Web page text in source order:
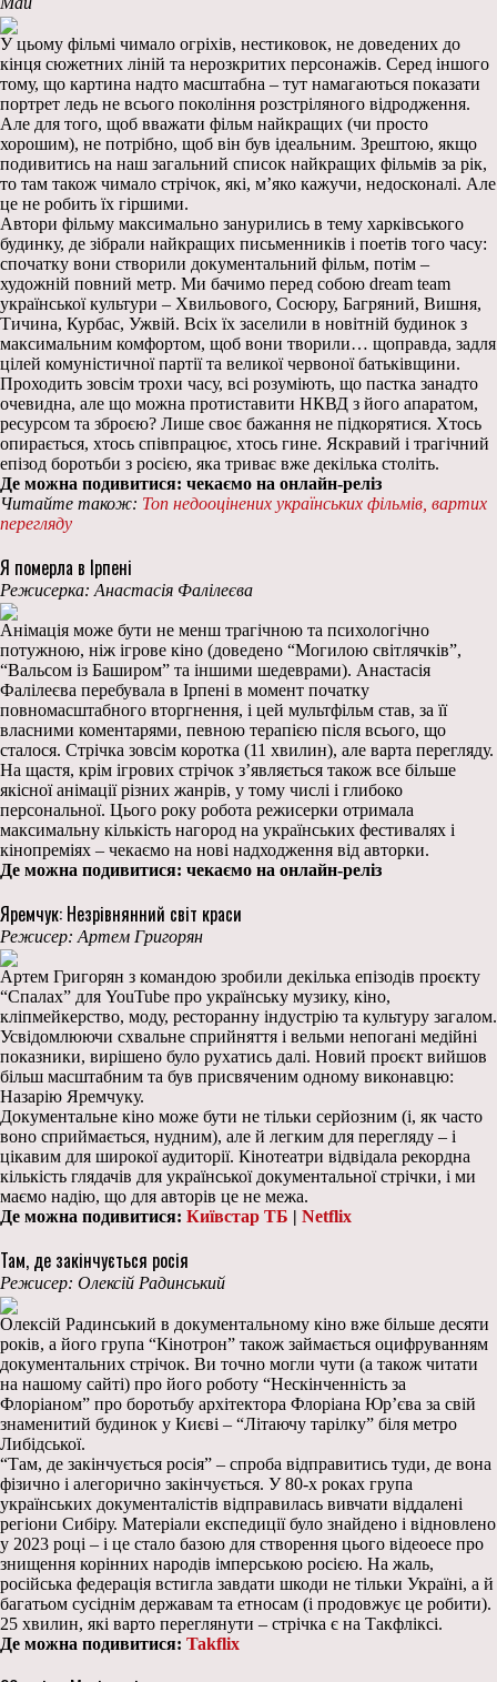
У цьому фільмі чимало огріхів, нестиковок, не доведених до
кінця сюжетних ліній та нерозкритих персонажів. Серед іншого
тому, що картина надто масштабна – тут намагаються показати
портрет ледь не всього покоління розстріляного відродження.
Але для того, щоб вважати фільм найкращих (чи просто
хорошим), не потрібно, щоб він був ідеальним. Зрештою, якщо
подивитись на наш загальний список найкращих фільмів за рік,
то там також чимало стрічок, які, м’яко кажучи, недосконалі. Але
це не робить їх гіршими.
Автори фільму максимально занурились в тему харківського
будинку, де зібрали найкращих письменників і поетів того часу:
спочатку вони створили документальний фільм, потім –
художній повний метр. Ми бачимо перед собою dream team
української культури – Хвильового, Сосюру, Багряний, Вишня,
Тичина, Курбас, Ужвій. Всіх їх заселили в новітній будинок з
максимальним комфортом, щоб вони творили… щоправда, задля
цілей комуністичної партії та великої червоної батьківщини.
Проходить зовсім трохи часу, всі розуміють, що пастка занадто
очевидна, але що можна протиставити НКВД з його апаратом,
ресурсом та зброєю? Лише своє бажання не підкорятися. Хтось
опирається, хтось співпрацює, хтось гине. Яскравий і трагічний
епізод боротьби з росією, яка триває вже декілька століть.
Де можна подивитися: чекаємо на онлайн-реліз
Читайте також: Топ недооцінених українських фільмів, вартих
перегляду
Я померла в Ірпені
Режисерка: Анастасія Фалілеєва
Анімація може бути не менш трагічною та психологічно
потужною, ніж ігрове кіно (доведено “Могилою світлячків”,
“Вальсом із Баширом” та іншими шедеврами). Анастасія
Фалілеєва перебувала в Ірпені в момент початку
повномасштабного вторгнення, і цей мультфільм став, за її
власними коментарями, певною терапією після всього, що
сталося. Стрічка зовсім коротка (11 хвилин), але варта перегляду.
На щастя, крім ігрових стрічок з’являється також все більше
якісної анімації різних жанрів, у тому числі і глибоко
персональної. Цього року робота режисерки отримала
максимальну кількість нагород на українських фестивалях і
кінопреміях – чекаємо на нові надходження від авторки.
Де можна подивитися: чекаємо на онлайн-реліз
Яремчук: Незрівнянний світ краси
Режисер: Артем Григорян
Артем Григорян з командою зробили декілька епізодів проєкту
“Спалах” для YouTube про українську музику, кіно,
кліпмейкерство, моду, ресторанну індустрію та культуру загалом.
Усвідомлюючи схвальне сприйняття і вельми непогані медійні
показники, вирішено було рухатись далі. Новий проєкт вийшов
більш масштабним та був присвяченим одному виконавцю:
Назарію Яремчуку.
Документальне кіно може бути не тільки серйозним (і, як часто
воно сприймається, нудним), але й легким для перегляду – і
цікавим для широкої аудиторії. Кінотеатри відвідала рекордна
кількість глядачів для української документальної стрічки, і ми
маємо надію, що для авторів це не межа.
Де можна подивитися: Київстар ТБ | Netflix
Там, де закінчується росія
Режисер: Олексій Радинський
Олексій Радинський в документальному кіно вже більше десяти
років, а його група “Кінотрон” також займається оцифруванням
документальних стрічок. Ви точно могли чути (а також читати
на нашому сайті) про його роботу “Нескінченність за
Флоріаном” про боротьбу архітектора Флоріана Юр’єва за свій
знаменитий будинок у Києві – “Літаючу тарілку” біля метро
Либідської.
“Там, де закінчується росія” – спроба відправитись туди, де вона
фізично і алегорично закінчується. У 80-х роках група
українських документалістів відправилась вивчати віддалені
регіони Сибіру. Матеріали експедиції було знайдено і відновлено
у 2023 році – і це стало базою для створення цього відеоесе про
знищення корінних народів імперською росією. На жаль,
російська федерація встигла завдати шкоди не тільки Україні, а й
багатьом сусіднім державам та етносам (і продовжує це робити).
25 хвилин, які варто переглянути – стрічка є на Такфліксі.
Де можна подивитися: Takflix